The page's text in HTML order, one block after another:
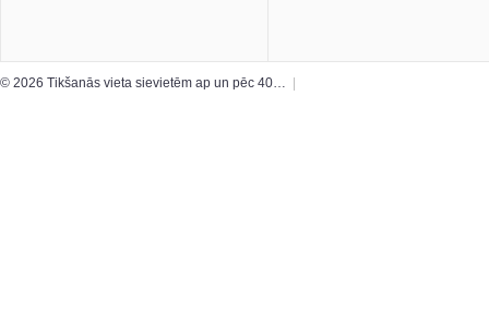
© 2026 Tikšanās vieta sievietēm ap un pēc 40… |